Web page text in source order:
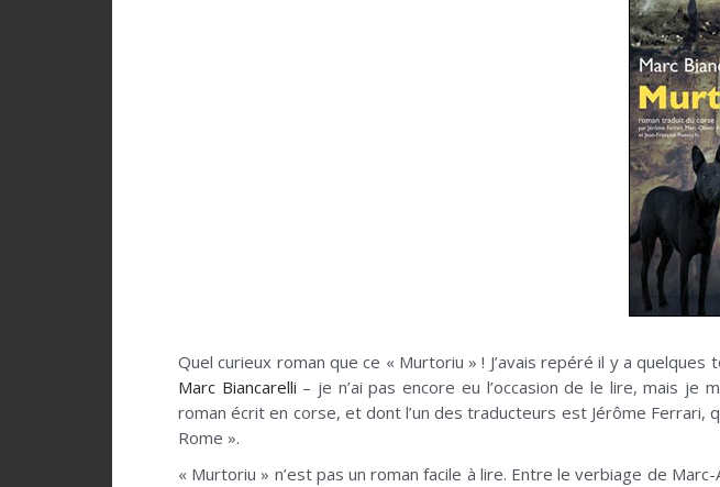
Quel curieux roman que ce « Murtoriu » ! J’avais repéré il y a quelques
Marc Biancarelli – je n’ai pas encore eu l’occasion de le lire, mais
roman écrit en corse, et dont l’un des traducteurs est Jérôme Ferrari,
Rome ».
« Murtoriu » n’est pas un roman facile à lire. Entre le verbiage de